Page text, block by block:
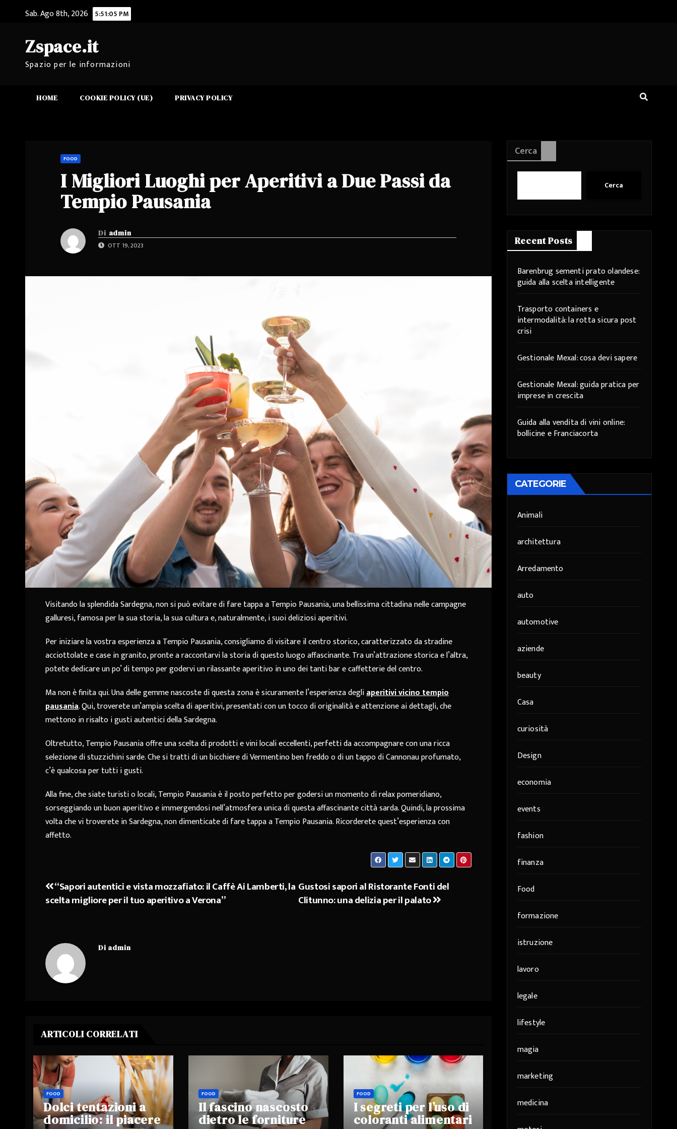
contenuto
Sab. Ago 8th, 2026 5:51:05 PM
Zspace.it
Spazio per le informazioni
HOME COOKIE POLICY (UE) PRIVACY POLICY
FOOD
I Migliori Luoghi per Aperitivi a Due Passi da
Tempio Pausania
Di admin
OTT 19, 2023
Visitando la splendida Sardegna, non si può evitare di fare tappa a Tempio Pausania, una bellissima cittadina nelle campagne
galluresi, famosa per la sua storia, la sua cultura e, naturalmente, i suoi deliziosi aperitivi.
Per iniziare la vostra esperienza a Tempio Pausania, consigliamo di visitare il centro storico, caratterizzato da stradine
acciottolate e case in granito, pronte a raccontarvi la storia di questo luogo affascinante. Tra un’attrazione storica e l’altra,
potete dedicare un po’ di tempo per godervi un rilassante aperitivo in uno dei tanti bar e caffetterie del centro.
Ma non è finita qui. Una delle gemme nascoste di questa zona è sicuramente l’esperienza degliaperitivi vicino tempio
pausania. Qui, troverete un’ampia scelta di aperitivi, presentati con un tocco di originalità e attenzione ai dettagli, che
mettono in risalto i gusti autentici della Sardegna.
Oltretutto, Tempio Pausania offre una scelta di prodotti e vini locali eccellenti, perfetti da accompagnare con una ricca
selezione di stuzzichini sarde. Che si tratti di un bicchiere di Vermentino ben freddo o di un tappo di Cannonau profumato,
c’è qualcosa per tutti i gusti.
Alla fine, che siate turisti o locali, Tempio Pausania è il posto perfetto per godersi un momento di relax pomeridiano,
sorseggiando un buon aperitivo e immergendosi nell’atmosfera unica di questa affascinante città sarda. Quindi, la prossima
volta che vi troverete in Sardegna, non dimenticate di fare tappa a Tempio Pausania. Ricorderete quest’esperienza con
affetto.
Navigazione
articoli
Gustosi sapori al Ristorante Fonti del
Clitunno: una delizia per il palato
“Sapori autentici e vista mozzafiato: il Caffè Ai Lamberti, la
scelta migliore per il tuo aperitivo a Verona”
Di admin
ARTICOLI CORRELATI
FOOD
Dolci tentazioni a
domicilio: il piacere
FOOD
Il fascino nascosto
dietro le forniture
FOOD
I segreti per l’uso di
coloranti alimentari
Cerca
Cerca
Recent Posts
Barenbrug sementi prato olandese:
guida alla scelta intelligente
Trasporto containers e
intermodalità: la rotta sicura post
crisi
Gestionale Mexal: cosa devi sapere
Gestionale Mexal: guida pratica per
imprese in crescita
Guida alla vendita di vini online:
bollicine e Franciacorta
CATEGORIE
Animali
architettura
Arredamento
auto
automotive
aziende
beauty
Casa
curiosità
Design
economia
events
fashion
finanza
Food
formazione
istruzione
lavoro
legale
lifestyle
magia
marketing
medicina